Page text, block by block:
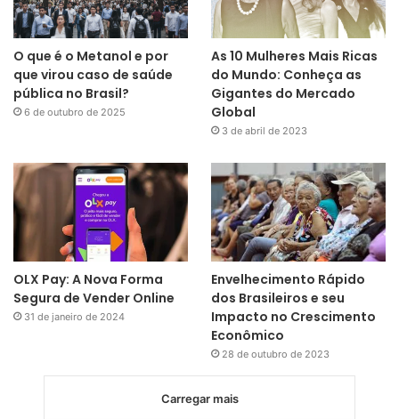
O que é o Metanol e por
que virou caso de saúde
pública no Brasil?
6 de outubro de 2025
As 10 Mulheres Mais Ricas
do Mundo: Conheça as
Gigantes do Mercado
Global
3 de abril de 2023
OLX Pay: A Nova Forma
Segura de Vender Online
31 de janeiro de 2024
Envelhecimento Rápido
dos Brasileiros e seu
Impacto no Crescimento
Econômico
28 de outubro de 2023
Carregar mais